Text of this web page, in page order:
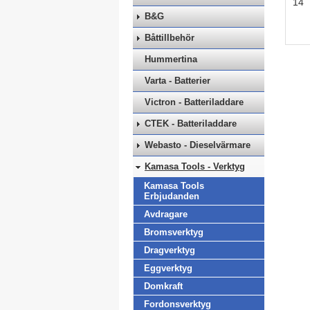
B&G
Båttillbehör
Hummertina
Varta - Batterier
Victron - Batteriladdare
CTEK - Batteriladdare
Webasto - Dieselvärmare
Kamasa Tools - Verktyg
Kamasa Tools
Erbjudanden
Avdragare
Bromsverktyg
Dragverktyg
Eggverktyg
Domkraft
Fordonsverktyg